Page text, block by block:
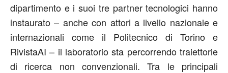
dipartimento e i suoi tre partner tecnologici hanno
instaurato – anche con attori a livello nazionale e
internazionali come il Politecnico di Torino e
RivistaAI – il laboratorio sta percorrendo traiettorie
di ricerca non convenzionali. Tra le principali